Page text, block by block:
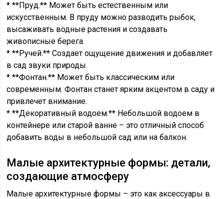
* **Пруд.** Может быть естественным или
искусственным. В пруду можно разводить рыбок,
высаживать водные растения и создавать
живописные берега.
* **Ручей.** Создает ощущение движения и добавляет
в сад звуки природы.
* **Фонтан.** Может быть классическим или
современным. Фонтан станет ярким акцентом в саду и
привлечет внимание.
* **Декоративный водоем.** Небольшой водоем в
контейнере или старой ванне – это отличный способ
добавить воды в небольшой сад или на балкон.
Малые архитектурные формы: детали,
создающие атмосферу
Малые архитектурные формы – это как аксессуары в